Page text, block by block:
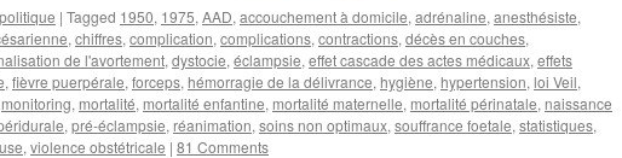
| Tagged 1950, 1975, AAD, accouchement à domicile, adrénaline, anesthésiste,
, chiffres, complication, complications, contractions, décès en couches,
de l'avortement, dystocie, éclampsie, effet cascade des actes médicaux, effets
, fièvre puerpérale, forceps, hémorragie de la délivrance, hygiène, hypertension, loi Veil,
monitoring, mortalité, mortalité enfantine, mortalité maternelle, mortalité périnatale, naissance
, pré-éclampsie, réanimation, soins non optimaux, souffrance foetale, statistiques,
, violence obstétricale | 81 Comments